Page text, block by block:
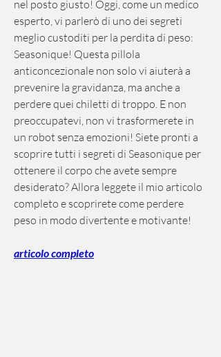
nel posto giusto! Oggi, come un medico
esperto, vi parlerò di uno dei segreti
meglio custoditi per la perdita di peso:
Seasonique! Questa pillola
anticoncezionale non solo vi aiuterà a
prevenire la gravidanza, ma anche a
perdere quei chiletti di troppo. E non
preoccupatevi, non vi trasformerete in
un robot senza emozioni! Siete pronti a
scoprire tutti i segreti di Seasonique per
ottenere il corpo che avete sempre
desiderato? Allora leggete il mio articolo
completo e scoprirete come perdere
peso in modo divertente e motivante!
articolo completo